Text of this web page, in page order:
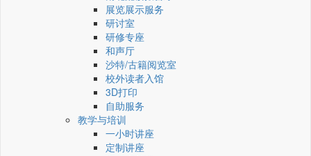
展览展示服务
研讨室
研修专座
和声厅
沙特/古籍阅览室
校外读者入馆
3D打印
自助服务
教学与培训
一小时讲座
定制讲座